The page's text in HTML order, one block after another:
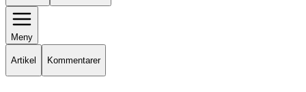
Meny
Artikel Kommentarer